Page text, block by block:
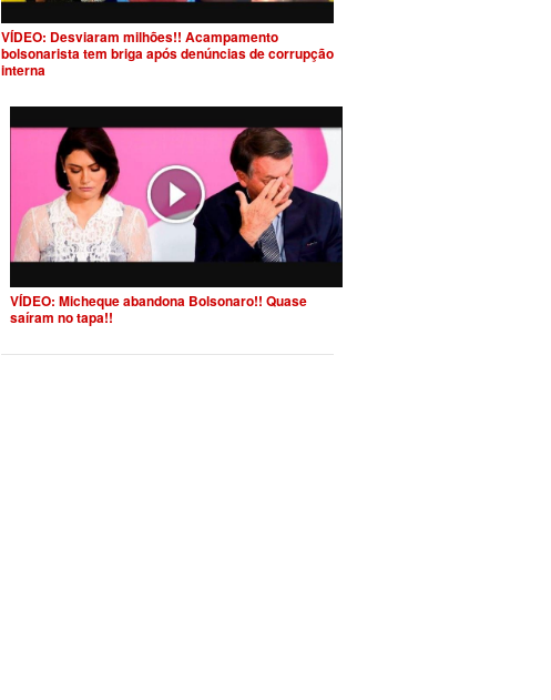
VÍDEO: Desviaram milhões!! Acampamento
bolsonarista tem briga após denúncias de corrupção
interna
VÍDEO: Micheque abandona Bolsonaro!! Quase
saíram no tapa!!